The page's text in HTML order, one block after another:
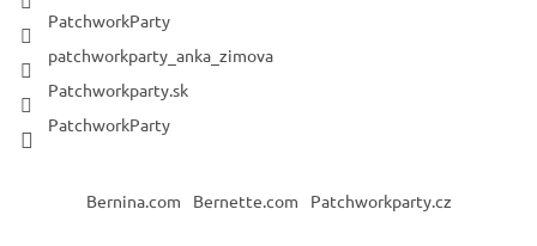
PatchworkParty
patchworkparty_anka_zimova
Patchworkparty.sk
PatchworkParty
Bernina.com Bernette.com Patchworkparty.cz